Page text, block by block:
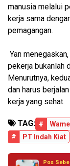
manusia melalui
kerja sama
pemagangan.
Yan
pekerja bukanlah
Menurutnya,
dan harus
kerja yang sehat.
TAG: #
#
PT Indah Kiat
Pos